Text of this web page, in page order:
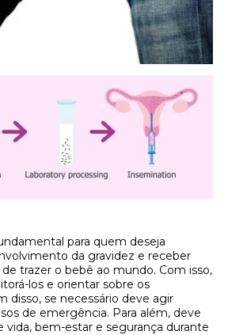
para quem deseja
da gravidez e receber
trazer o bebê ao mundo. Com isso,
los e orientar sobre os
disso, se necessário deve agir
de emergência. Para além, deve
vida, bem-estar e segurança durante